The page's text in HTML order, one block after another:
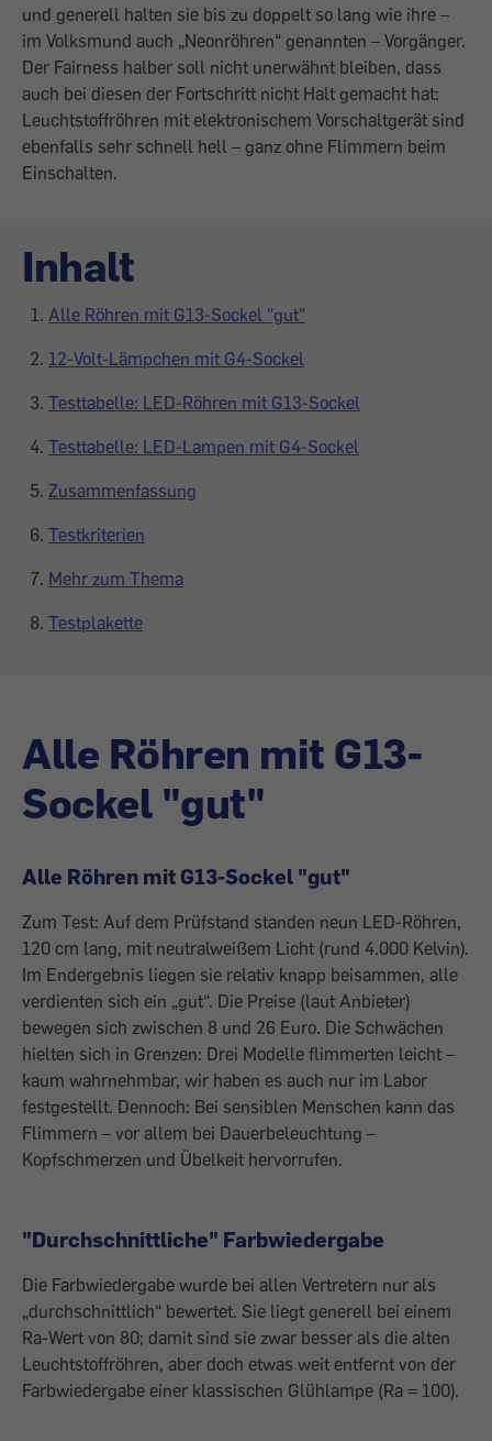
und generell halten sie bis zu doppelt so lang wie ihre –
im Volksmund auch „Neonröhren“ genannten – Vorgänger.
Der Fairness halber soll nicht unerwähnt bleiben, dass
auch bei diesen der Fortschritt nicht Halt gemacht hat:
Leuchtstoffröhren mit elektronischem Vorschaltgerät sind
ebenfalls sehr schnell hell – ganz ohne Flimmern beim
Einschalten.
Inhalt
Alle Röhren mit G13-Sockel "gut"
12-Volt-Lämpchen mit G4-Sockel
Testtabelle: LED-Röhren mit G13-Sockel
Testtabelle: LED-Lampen mit G4-Sockel
Zusammenfassung
Testkriterien
Mehr zum Thema
Testplakette
Alle Röhren mit G13-
Sockel "gut"
Alle Röhren mit G13-Sockel "gut"
Zum Test: Auf dem Prüfstand standen neun LED-Röhren,
120 cm lang, mit neutralweißem Licht (rund 4.000 Kelvin).
Im Endergebnis liegen sie relativ knapp beisammen, alle
verdienten sich ein „gut“. Die Preise (laut Anbieter)
bewegen sich zwischen 8 und 26 Euro. Die Schwächen
hielten sich in Grenzen: Drei Modelle flimmerten leicht –
kaum wahrnehmbar, wir haben es auch nur im Labor
festgestellt. Dennoch: Bei sensiblen Menschen kann das
Flimmern – vor allem bei Dauerbeleuchtung –
Kopfschmerzen und Übelkeit hervorrufen.
"Durchschnittliche" Farbwiedergabe
Die Farbwiedergabe wurde bei allen Vertretern nur als
„durchschnittlich“ bewertet. Sie liegt generell bei einem
Ra-Wert von 80; damit sind sie zwar besser als die alten
Leuchtstoffröhren, aber doch etwas weit entfernt von der
Farbwiedergabe einer klassischen Glühlampe (Ra = 100).